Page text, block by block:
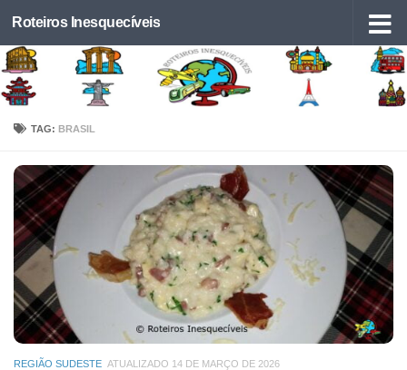
Skip to content
Roteiros Inesquecíveis
TAG: BRASIL
REGIÃO SUDESTE ATUALIZADO 14 DE MARÇO DE 2026